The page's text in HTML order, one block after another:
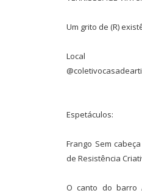
Um grito de (R)
Local
Espetáculos:
Frango Sem
de Resistência
O canto do barro